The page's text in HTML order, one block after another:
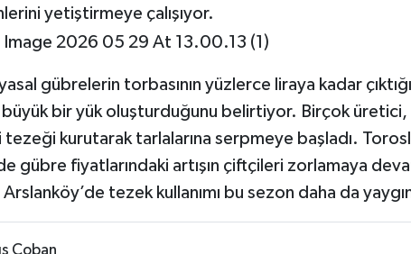
yetiştirmeye çalışıyor.
gübrelerin torbasının yüzlerce liraya kadar
büyük bir yük oluşturduğunu belirtiyor. Birçok üretici,
kurutarak tarlalarına serpmeye başladı.
gübre fiyatlarındaki artışın çiftçileri zorlamaya
tezek kullanımı bu sezon daha da
Çoban